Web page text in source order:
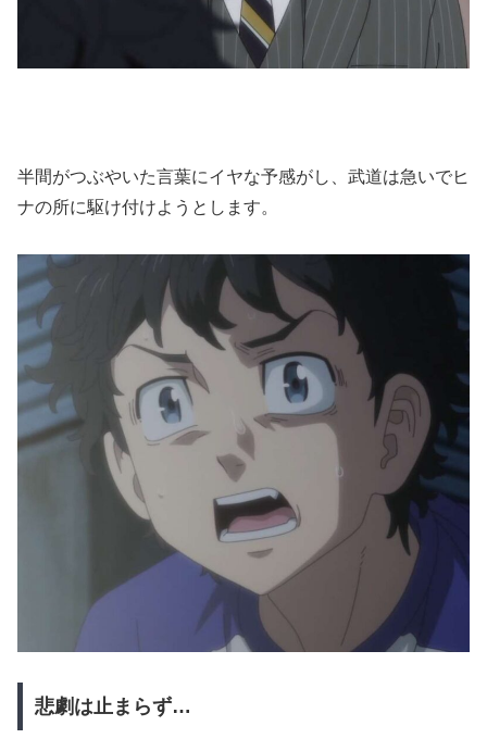
半間がつぶやいた言葉にイヤな予感がし、武道は急いでヒ
ナの所に駆け付けようとします。
悲劇は止まらず…